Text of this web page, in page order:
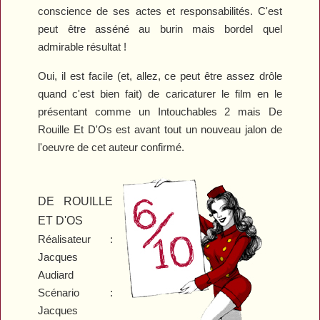
conscience de ses actes et responsabilités. C'est
peut être asséné au burin mais bordel quel
admirable résultat !
Oui, il est facile (et, allez, ce peut être assez drôle
quand c'est bien fait) de caricaturer le film en le
présentant comme un Intouchables 2 mais De
Rouille Et D'Os est avant tout un nouveau jalon de
l'oeuvre de cet auteur confirmé.
DE ROUILLE
ET D'OS
Réalisateur :
Jacques
Audiard
Scénario :
Jacques